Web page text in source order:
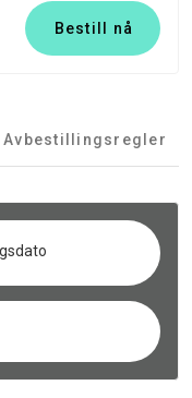
Bestill nå
Avbestillingsregler